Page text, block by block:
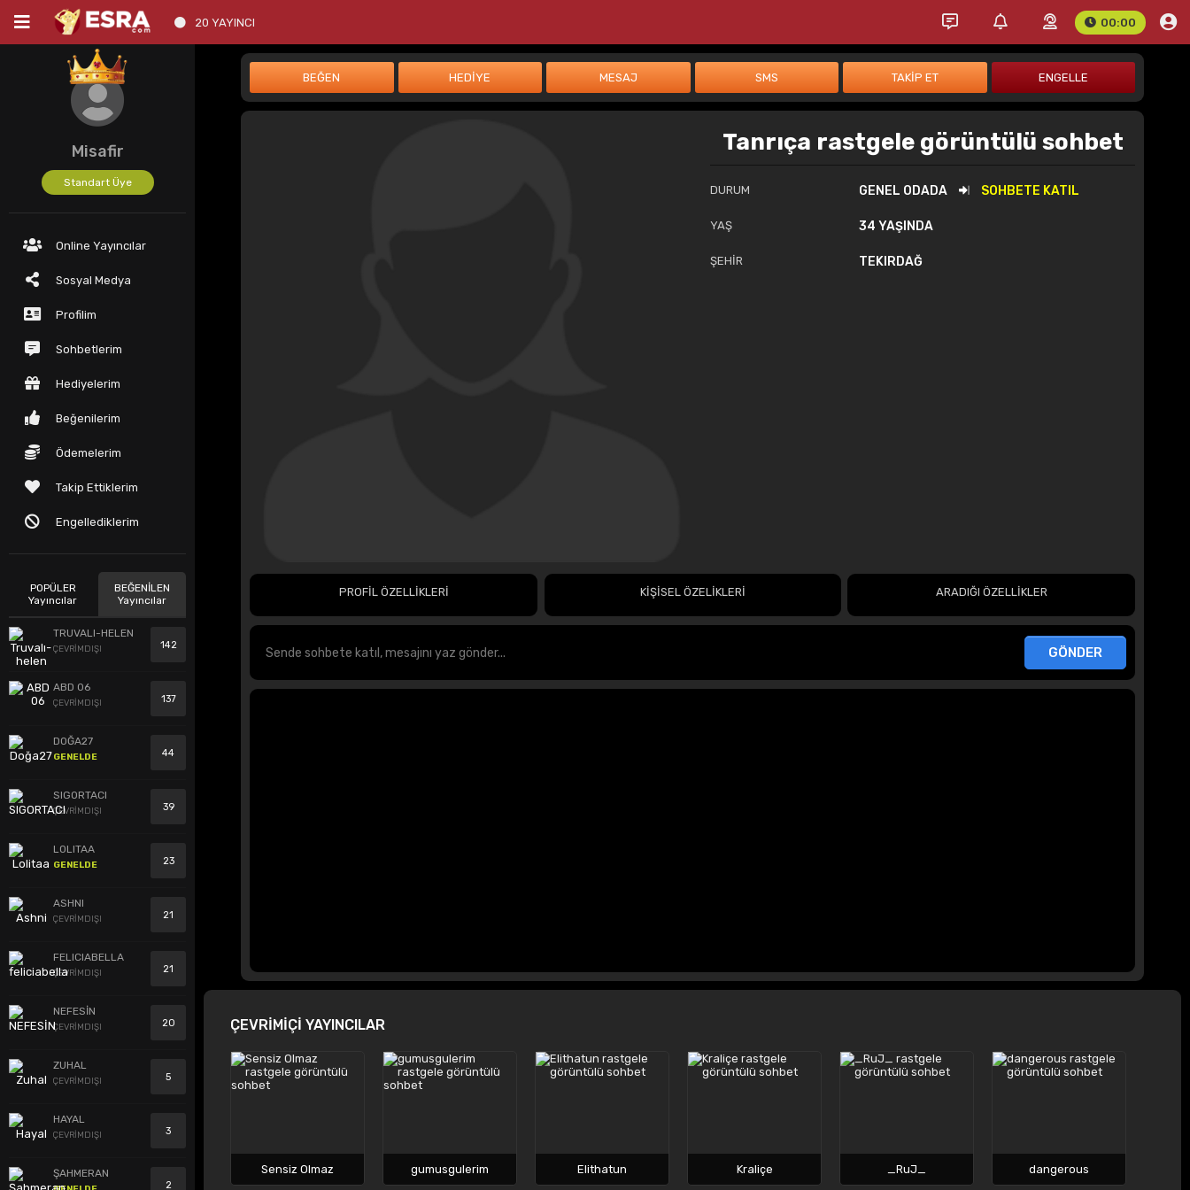
20 YAYINCI 00:00
Misafir
Standart Üye
Online Yayıncılar
Sosyal Medya
Profilim
Sohbetlerim
Hediyelerim
Beğenilerim
Ödemelerim
Takip Ettiklerim
Engellediklerim
POPÜLER
Yayıncılar
BEĞENİLEN
Yayıncılar
TRUVALI-HELEN
ÇEVRİMDIŞI 142
ABD 06
ÇEVRİMDIŞI 137
DOĞA27
GENELDE 44
SIGORTACI
ÇEVRİMDIŞI 39
LOLITAA
GENELDE 23
ASHNI
ÇEVRİMDIŞI 21
FELICIABELLA
ÇEVRİMDIŞI 21
NEFESİN
ÇEVRİMDIŞI 20
ZUHAL
ÇEVRİMDIŞI 5
HAYAL
ÇEVRİMDIŞI 3
ŞAHMERAN
2
Tanrıça rastgele görüntülü sohbet
DURUM GENEL ODADA SOHBETE KATIL
YAŞ 34 YAŞINDA
ŞEHİR TEKIRDAĞ
PROFİL ÖZELLİKLERİ KİŞİSEL ÖZELİKLERİ ARADIĞI ÖZELLİKLER
ÇEVRİMİÇİ YAYINCILAR
Sensiz Olmaz gumusgulerim Elithatun Kraliçe _RuJ_ dangerous